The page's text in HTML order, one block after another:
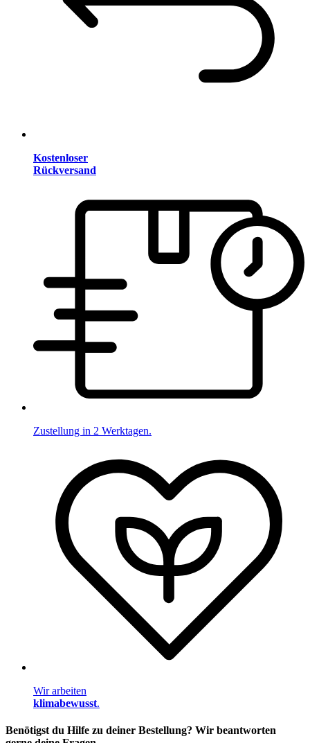
Kostenloser
Rückversand
Zustellung in 2 Werktagen.
Wir arbeiten
klimabewusst.
Benötigst du Hilfe zu deiner Bestellung? Wir beantworten